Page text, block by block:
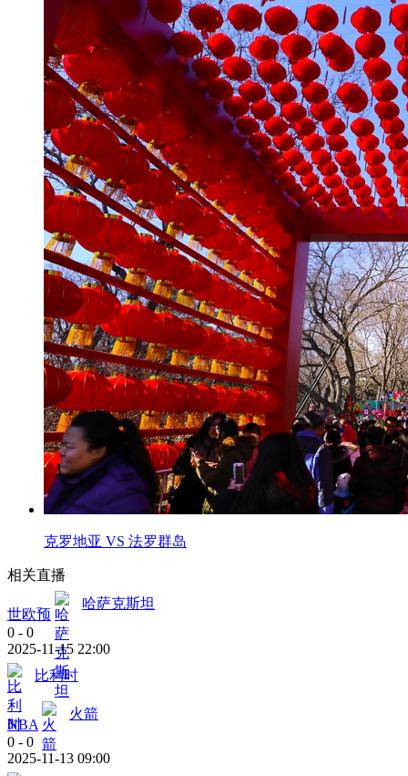
克罗地亚 VS 法罗群岛
相关直播
世欧预
哈萨克斯坦
0 - 0
2025-11-15 22:00
比利时
NBA
火箭
0 - 0
2025-11-13 09:00